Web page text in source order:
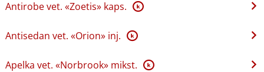
Antirobe vet. «Zoetis» kaps. K
Antisedan vet. «Orion» inj. K
Apelka vet. «Norbrook» mikst. K